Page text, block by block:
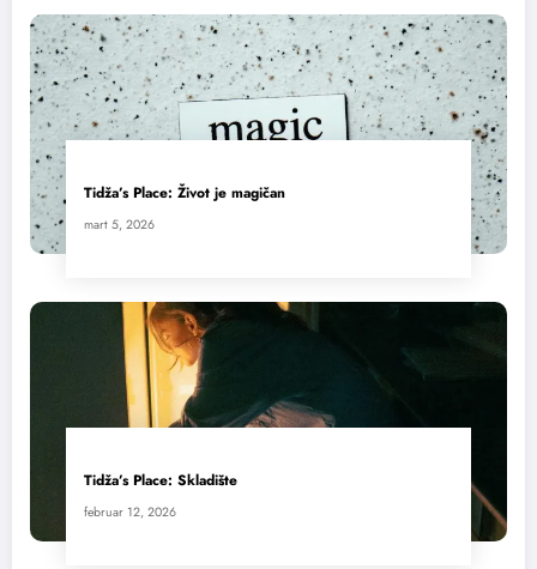
Tidža’s Place: Život je magičan
mart 5, 2026
Tidža’s Place: Skladište
februar 12, 2026